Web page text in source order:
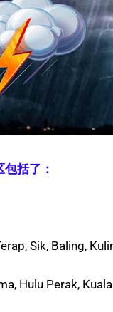
括了：
Sik, Baling,
Hulu Perak,